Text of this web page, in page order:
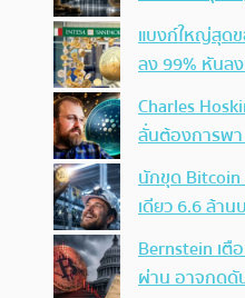
แบงก์ใหญ่สุด
ลง 99% หันล
Charles
ลั่นต้องการพา
นักขุด
เดียว 6.6 ล้า
Bernstein เตื
ผ่าน อาจกดดั